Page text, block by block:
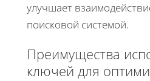
улучшает
поисковой системой.
Преимущества
ключей для